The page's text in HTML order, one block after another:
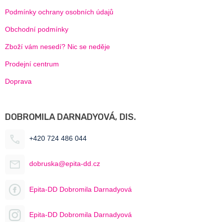
Podmínky ochrany osobních údajů
Obchodní podmínky
Zboží vám nesedí? Nic se neděje
Prodejní centrum
Doprava
DOBROMILA DARNADYOVÁ, DIS.
+420 724 486 044
dobruska@epita-dd.cz
Epita-DD Dobromila Darnadyová
Epita-DD Dobromila Darnadyová